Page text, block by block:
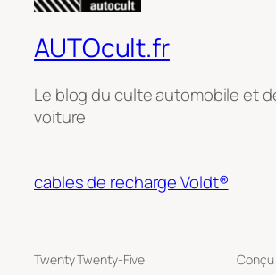
AUTOcult.fr
Le blog du culte automobile et
voiture
cables de recharge Voldt®
Twenty Twenty-Five